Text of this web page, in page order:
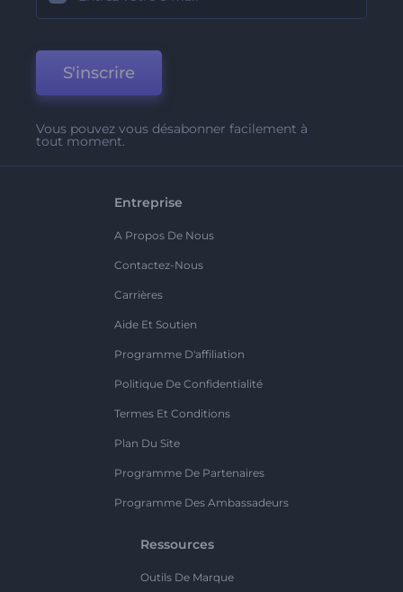
S'inscrire
Vous pouvez vous désabonner facilement à
tout moment.
Entreprise
A Propos De Nous
Contactez-Nous
Carrières
Aide Et Soutien
Programme D'affiliation
Politique De Confidentialité
Termes Et Conditions
Plan Du Site
Programme De Partenaires
Programme Des Ambassadeurs
Ressources
Outils De Marque